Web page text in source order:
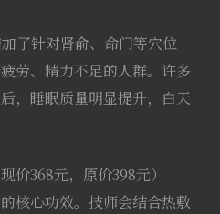
了针对肾俞、命门等穴位
劳、精力不足的人群。许多
，睡眠质量明显提升，白天
价368元，原价398元）
核心功效。技师会结合热敷